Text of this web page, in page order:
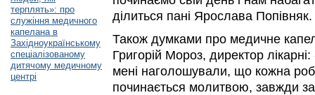
терплять»: про
служіння медичного
капелана в
Західноукраїнському
спеціалізованому
дитячому медичному
центрі
ділиться пані Ярослава Попівняк.
Також думками про медичне
Григорій Мороз, директор
мені наголошували, що кожна
починається молитвою, завжди